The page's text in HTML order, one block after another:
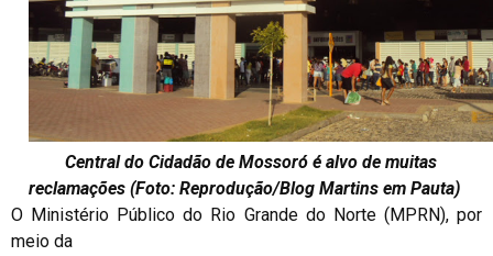
Central do Cidadão de Mossoró é alvo de muitas
reclamações (Foto: Reprodução/Blog Martins em Pauta)
O Ministério Público do Rio Grande do Norte (MPRN), por
meio da